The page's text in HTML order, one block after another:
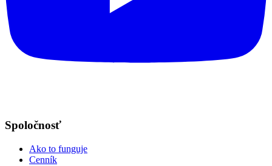
Spoločnosť
Ako to funguje
Cenník